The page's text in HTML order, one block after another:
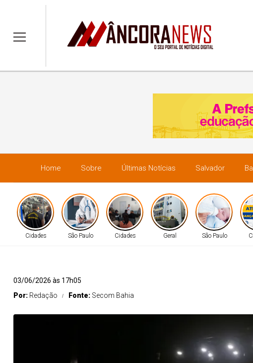
Home Sobre Últimas Notícias Salvador
Cidades São Paulo Cidades Geral São Paulo
OSBA leva o
dia 12 de
O projeto OSBA na Estrada retorna à cidade de
03/06/2026 às 17h05
Por: Redação Fonte: Secom Bahia